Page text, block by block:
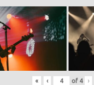
« ‹ of 4 ›